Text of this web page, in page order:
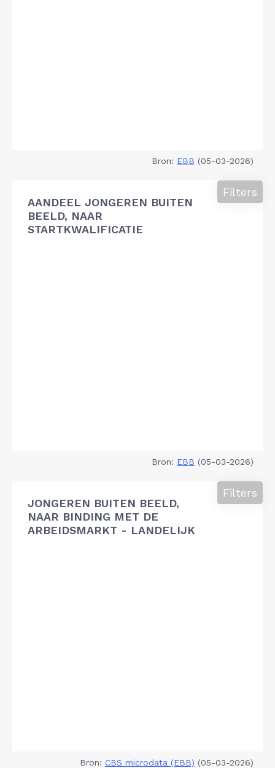
Bron: EBB (05-03-2026)
AANDEEL JONGEREN BUITEN
BEELD, NAAR
STARTKWALIFICATIE
Filters
Bron: EBB (05-03-2026)
JONGEREN BUITEN BEELD,
NAAR BINDING MET DE
ARBEIDSMARKT - LANDELIJK
Filters
Bron: CBS microdata (EBB) (05-03-2026)